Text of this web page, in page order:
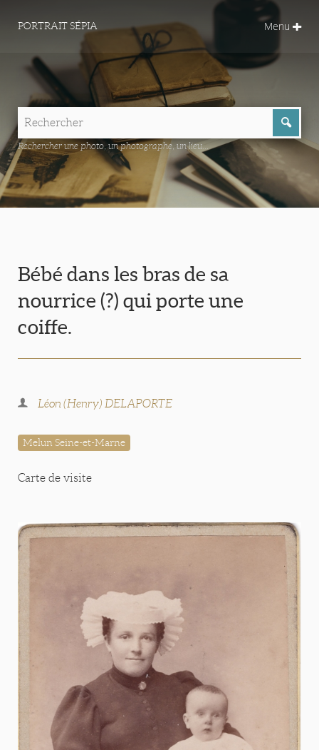
PORTRAIT SÉPIA Menu
Rechercher une photo, un photographe, un lieu...
Bébé dans les bras de sa
nourrice (?) qui porte une
coiffe.
Léon (Henry) DELAPORTE
Melun Seine-et-Marne
Carte de visite